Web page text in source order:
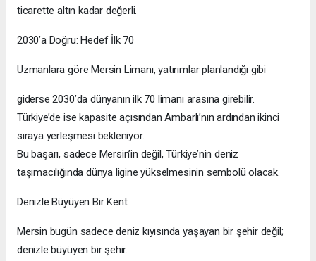
ticarette altın kadar değerli.
2030’a Doğru: Hedef İlk 70
Uzmanlara göre Mersin Limanı, yatırımlar planlandığı gibi
giderse 2030’da dünyanın ilk 70 limanı arasına girebilir.
Türkiye’de ise kapasite açısından Ambarlı’nın ardından ikinci
sıraya yerleşmesi bekleniyor.
Bu başarı, sadece Mersin’in değil, Türkiye’nin deniz
taşımacılığında dünya ligine yükselmesinin sembolü olacak.
Denizle Büyüyen Bir Kent
Mersin bugün sadece deniz kıyısında yaşayan bir şehir değil;
denizle büyüyen bir şehir.